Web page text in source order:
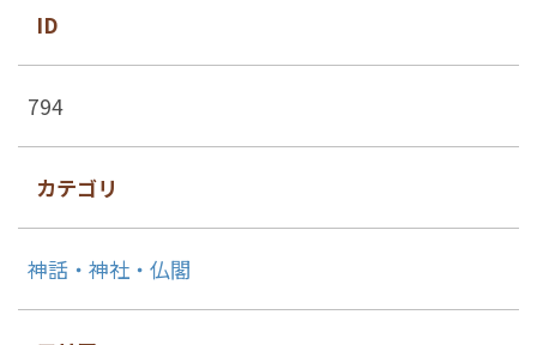
ID
794
カテゴリ
神話・神社・仏閣